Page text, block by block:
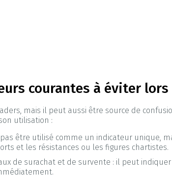
courantes à éviter
mais il peut aussi être source de
utilisation :
être utilisé comme un indicateur unique,
et les résistances ou les figures chartistes.
de surachat et de survente : il peut